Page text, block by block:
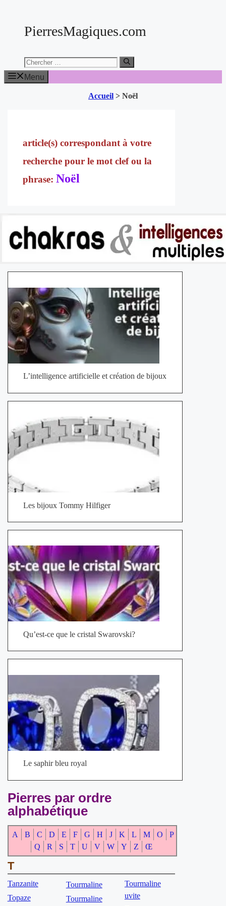
contenuPierresMagiques.com
Chercher:
Menu
Accueil > Noël
Noël
L’intelligence artificielle et création de bijoux
Les bijoux Tommy Hilfiger
Qu’est-ce que le cristal Swarovski?
Le saphir bleu royal
Pierres par ordre
alphabétique
A B C D E F G H J K L M O
P
Q
R S T U V W Y Z Œ
T
Tanzanite
Topaze
Tourmaline
Tourmaline
Tourmaline
uvite